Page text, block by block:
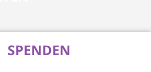
SPENDEN